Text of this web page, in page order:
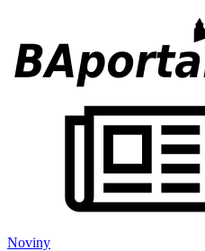
Noviny